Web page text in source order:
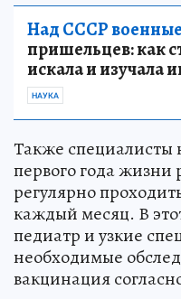
Над СССР военные
пришельцев: как
искала и изучала
НАУКА
Также специалисты
первого года
регулярно
каждый месяц. В
педиатр и узкие
необходимые
вакцинация